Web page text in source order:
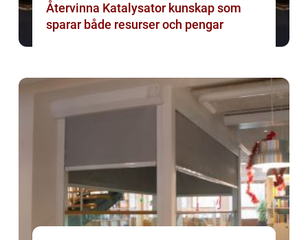
Återvinna Katalysator kunskap som
sparar både resurser och pengar